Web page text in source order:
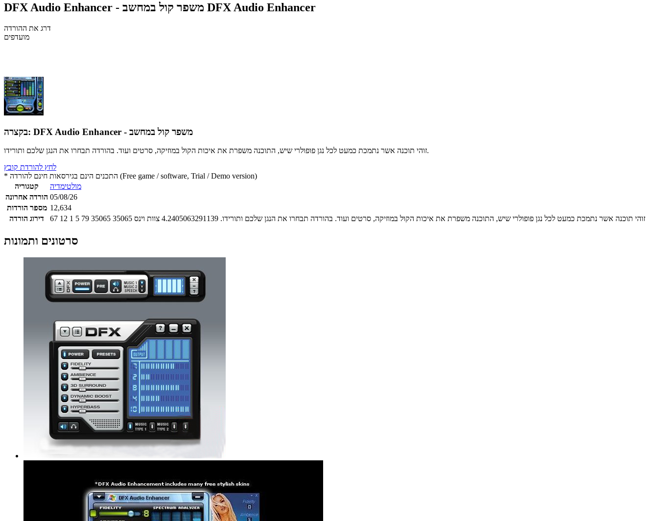
DFX Audio Enhancer
דרג את ההורדה
מועדפים
בקצרה: DFX Audio Enhancer - משפר קול במחשב
זוהי תוכנה אשר נתמכת כמעט לכל נגן פופולרי שיש, התוכנה משפרת את איכות הקול במוזיקה, סרטים ועוד. בהורדה תבחרו את הנגן שלכם ותורידו.
לחץ להורדת קובץ
* התכנים הינם בגירסאות חינם להורדה (Free game / software, Trial / Demo version)
קטגוריה
מולטימדיה
הורדה אחרונה 05/08/26
מספר הורדות 12,634
דירוג הורדה
67 12 זוהי תוכנה אשר נתמכת כמעט לכל נגן פופולרי שיש, התוכנה משפרת את איכות הקול במוזיקה, סרטים ועוד. בהורדה תבחרו את הנגן שלכם ותורידו. 4.2405063291139 צוות וינס 35065
35065
79
5
1
סרטונים ותמונות